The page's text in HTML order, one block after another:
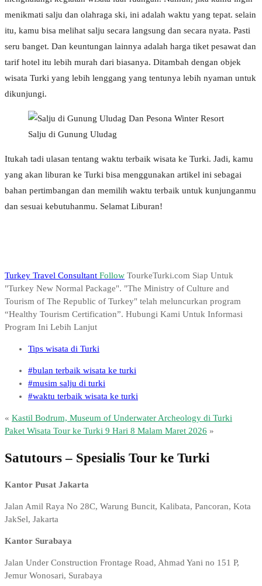
menikmati salju dan olahraga ski, ini adalah waktu yang tepat. selain
itu, kamu bisa melihat salju secara langsung dan secara nyata. Pasti
seru banget. Dan keuntungan lainnya adalah harga tiket pesawat dan
tarif hotel itu lebih murah dari biasanya. Ditambah dengan objek
wisata Turki yang lebih lenggang yang tentunya lebih nyaman untuk
dikunjungi.
Salju di Gunung Uludag
Itukah tadi ulasan tentang waktu terbaik wisata ke Turki. Jadi, kamu
yang akan liburan ke Turki bisa menggunakan artikel ini sebagai
bahan pertimbangan dan memilih waktu terbaik untuk kunjunganmu
dan sesuai kebutuhanmu. Selamat Liburan!
Turkey Travel Consultant Follow TourkeTurki.com Siap Untuk
"Turkey New Normal Package". "The Ministry of Culture and
Tourism of The Republic of Turkey" telah meluncurkan program
“Healthy Tourism Certification”. Hubungi Kami Untuk Informasi
Program Ini Lebih Lanjut
Tips wisata di Turki
#bulan terbaik wisata ke turki
#musim salju di turki
#waktu terbaik wisata ke turki
« Kastil Bodrum, Museum of Underwater Archeology di Turki
Paket Wisata Tour ke Turki 9 Hari 8 Malam Maret 2026 »
Satutours – Spesialis Tour ke Turki
Kantor Pusat Jakarta
Jalan Amil Raya No 28C, Warung Buncit, Kalibata, Pancoran, Kota
JakSel, Jakarta
Kantor Surabaya
Jalan Under Construction Frontage Road, Ahmad Yani no 151 P,
Jemur Wonosari, Surabaya